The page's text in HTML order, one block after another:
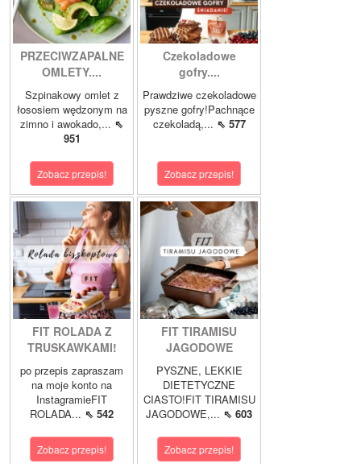
PRZECIWZAPALNE
OMLETY....
Szpinakowy omlet z
łososiem wędzonym na
zimno i awokado,... ⇖
951
Zobacz przepis!
Czekoladowe
gofry....
Prawdziwe czekoladowe
pyszne gofry!Pachnące
czekoladą,... ⇖ 577
Zobacz przepis!
FIT ROLADA Z
TRUSKAWKAMI!
po przepis zapraszam
na moje konto na
InstagramieFIT
ROLADA... ⇖ 542
Zobacz przepis!
FIT TIRAMISU
JAGODOWE
PYSZNE, LEKKIE
DIETETYCZNE
CIASTO!FIT TIRAMISU
JAGODOWE,... ⇖ 603
Zobacz przepis!